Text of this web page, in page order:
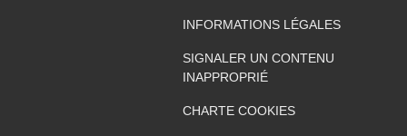
INFORMATIONS LÉGALES
SIGNALER UN CONTENU
INAPPROPRIÉ
CHARTE COOKIES